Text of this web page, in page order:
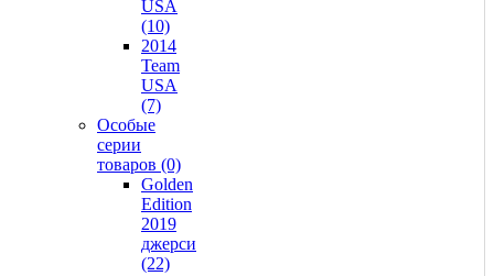
USA
(10)
2014
Team
USA
(7)
Особые
серии
товаров (0)
Golden
Edition
2019
джерси
(22)